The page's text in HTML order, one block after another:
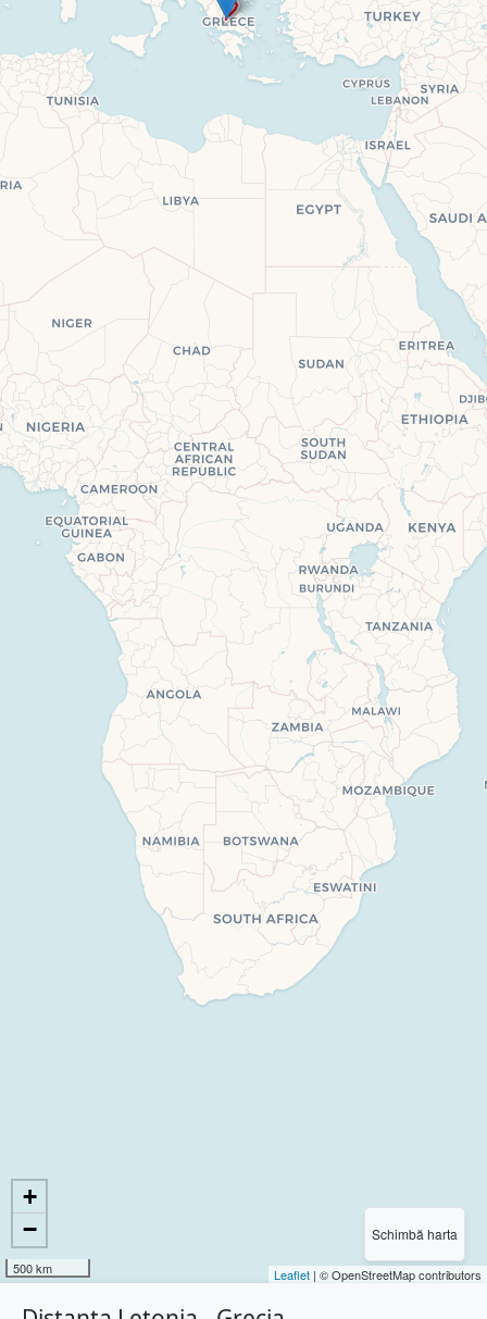
Schimbă harta
+
−
500 km Leaflet | © OpenStreetMap contributors